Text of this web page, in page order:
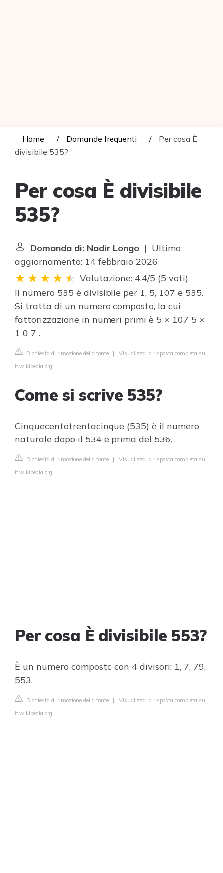
Home Domande frequenti
Per cosa È
divisibile 535?
Per cosa È divisibile
535?
Domanda di: Nadir Longo | Ultimo
aggiornamento: 14 febbraio 2026
Valutazione: 4.4/5 (5 voti)
Il numero 535 è divisibile per 1, 5, 107 e 535.
Si tratta di un numero composto, la cui
fattorizzazione in numeri primi è 5 × 107 5 ×
1 0 7 .
Richiesta di rimozione della fonte | Visualizza la risposta completa su
it.wikipedia.org
Come si scrive 535?
Cinquecentotrentacinque (535) è il numero
naturale dopo il 534 e prima del 536.
Richiesta di rimozione della fonte | Visualizza la risposta completa su
it.wikipedia.org
Per cosa È divisibile 553?
È un numero composto con 4 divisori: 1, 7, 79,
553.
Richiesta di rimozione della fonte | Visualizza la risposta completa su
it.wikipedia.org